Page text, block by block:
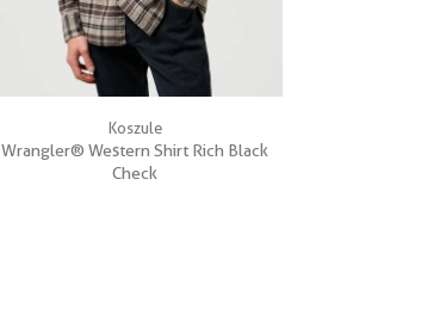
Szybki podgląd
Koszule
Wrangler® Western Shirt Rich Black
Check